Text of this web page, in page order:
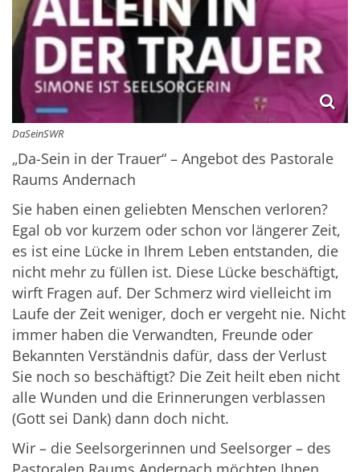
DaSeinSWR
„Da-Sein in der Trauer“ – Angebot des Pastorale
Raums Andernach
Sie haben einen geliebten Menschen verloren?
Egal ob vor kurzem oder schon vor längerer Zeit,
es ist eine Lücke in Ihrem Leben entstanden, die
nicht mehr zu füllen ist. Diese Lücke beschäftigt,
wirft Fragen auf. Der Schmerz wird vielleicht im
Laufe der Zeit weniger, doch er vergeht nie. Nicht
immer haben die Verwandten, Freunde oder
Bekannten Verständnis dafür, dass der Verlust
Sie noch so beschäftigt? Die Zeit heilt eben nicht
alle Wunden und die Erinnerungen verblassen
(Gott sei Dank) dann doch nicht.
Wir – die Seelsorgerinnen und Seelsorger – des